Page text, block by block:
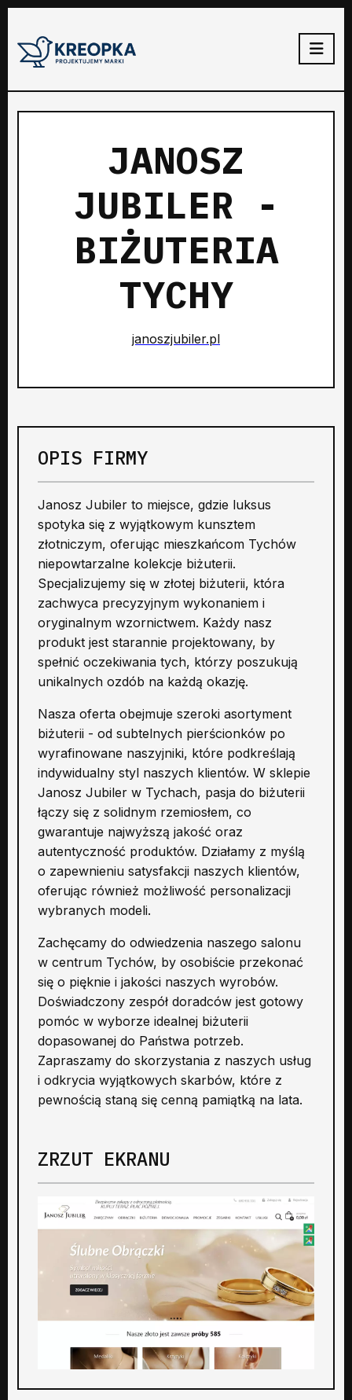
JANOSZ
JUBILER -
BIŻUTERIA
TYCHY
janoszjubiler.pl
OPIS FIRMY
Janosz Jubiler to miejsce, gdzie luksus
spotyka się z wyjątkowym kunsztem
złotniczym, oferując mieszkańcom Tychów
niepowtarzalne kolekcje biżuterii.
Specjalizujemy się w złotej biżuterii, która
zachwyca precyzyjnym wykonaniem i
oryginalnym wzornictwem. Każdy nasz
produkt jest starannie projektowany, by
spełnić oczekiwania tych, którzy poszukują
unikalnych ozdób na każdą okazję.
Nasza oferta obejmuje szeroki asortyment
biżuterii - od subtelnych pierścionków po
wyrafinowane naszyjniki, które podkreślają
indywidualny styl naszych klientów. W sklepie
Janosz Jubiler w Tychach, pasja do biżuterii
łączy się z solidnym rzemiosłem, co
gwarantuje najwyższą jakość oraz
autentyczność produktów. Działamy z myślą
o zapewnieniu satysfakcji naszych klientów,
oferując również możliwość personalizacji
wybranych modeli.
Zachęcamy do odwiedzenia naszego salonu
w centrum Tychów, by osobiście przekonać
się o pięknie i jakości naszych wyrobów.
Doświadczony zespół doradców jest gotowy
pomóc w wyborze idealnej biżuterii
dopasowanej do Państwa potrzeb.
Zapraszamy do skorzystania z naszych usług
i odkrycia wyjątkowych skarbów, które z
pewnością staną się cenną pamiątką na lata.
ZRZUT EKRANU